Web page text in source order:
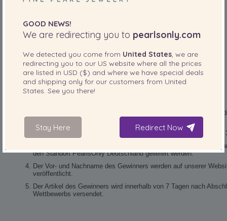
GEWINNEN!
KOSTENLOSER monatlicher Perlen-
Gewinnspielwettbewerb
Giveway-Bedingungen:
Der Wettbewerbszeitraum erstreckt sich vom Anfang bis zum
Sie können Ihren Namen jeden Monat eintragen, siehe jedoch Nr.
Bitte nur eine Teilnahme pro Kunde und Wettbewerb. Ihr Artikel
den Standort PearlsOnly Deutschland geliefert werden.
Der Vor- und Nachname des Gewinners werden auf unserer
veröffentlicht.
Der Artikel des Gewinners wird innerhalb von 7 Tagen nach
Wettbewerbs versendet.
GOOD NEWS!
We are redirecting you to pearlsonly.com
We detected you come from United States , we are
redirecting you to our US website where all the prices
are listed in USD ($) and where we have special deals
and shipping only for our customers from United
States . See you there!
Stay Here Redirect Now